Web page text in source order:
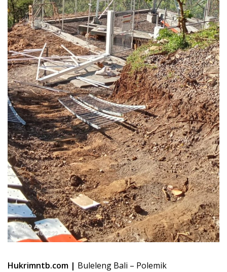
Hukrimntb.com | Buleleng Bali – Polemik